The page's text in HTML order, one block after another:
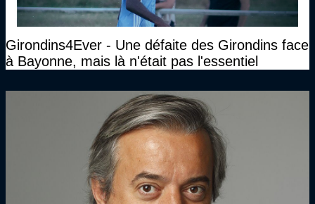
Girondins4Ever - Une défaite des Girondins face
à Bayonne, mais là n'était pas l'essentiel